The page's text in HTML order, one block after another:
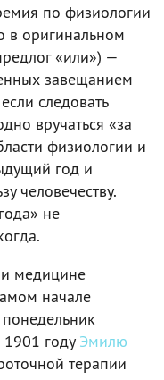
по физиологии
в оригинальном
«или») —
завещанием
следовать
вручаться «за
физиологии и
год и
человечеству.
не
медицине
начале
году Эмилю
терапии